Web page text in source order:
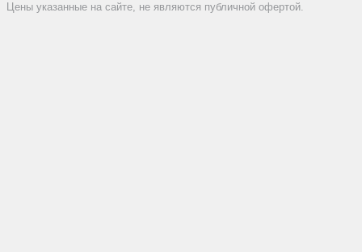
Цены указанные на сайте, не являются публичной офертой.